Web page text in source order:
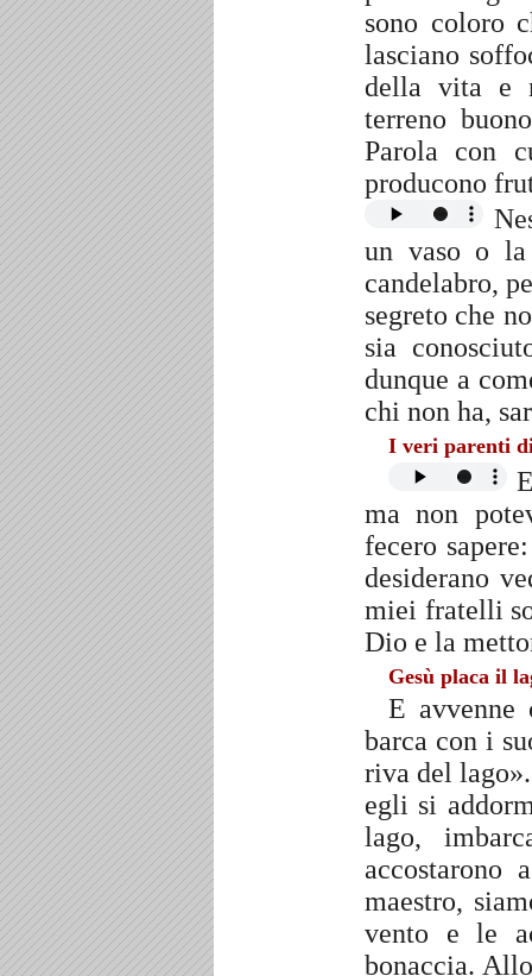
sono coloro
lasciano
della vita e
terreno
Parola con
producono
un vaso o
candelabro,
segreto che
sia
dunque a
chi non ha,
I veri parenti
ma non
fecero
desiderano
miei fratelli
Dio e la
Gesù placa il
E avvenne
barca con i
riva del
egli si
lago,
accostarono
maestro,
vento e le
bonaccia.